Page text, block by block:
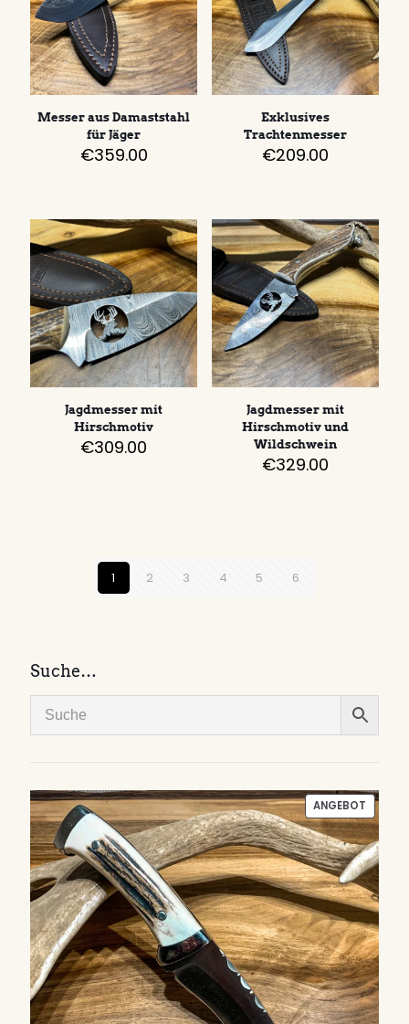
Messer aus Damaststahl
für Jäger
€359.00
Exklusives
Trachtenmesser
€209.00
Jagdmesser mit
Hirschmotiv
€309.00
Jagdmesser mit
Hirschmotiv und
Wildschwein
€329.00
1 2 3 4 5 6
Suche…
ANGEBOT
IM